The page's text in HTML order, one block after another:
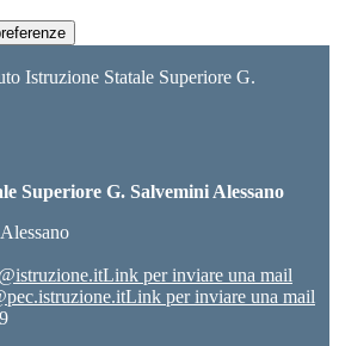
Istruzione Statale Superiore G.
Superiore G. Salvemini Alessano
Link per inviare una mail
Link per inviare una mail